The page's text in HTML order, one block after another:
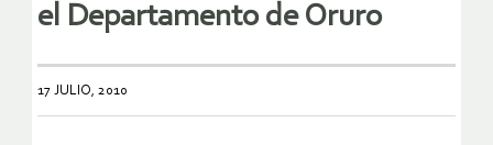
el Departamento de Oruro
17 JULIO, 2010